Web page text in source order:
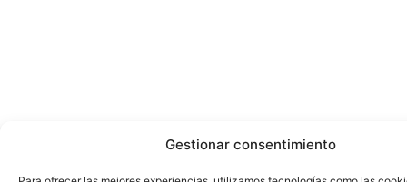
Gestionar consentimiento